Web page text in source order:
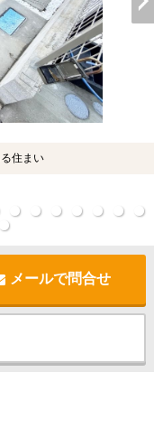
住まい
メールで問合せ